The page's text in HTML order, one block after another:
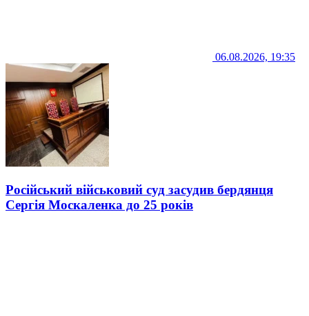
06.08.2026, 19:35
Російський військовий суд засудив бердянця
Сергія Москаленка до 25 років